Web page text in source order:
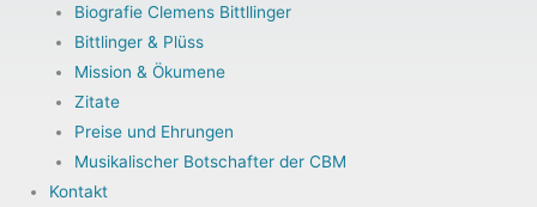
Biografie Clemens Bittllinger
Bittlinger & Plüss
Mission & Ökumene
Zitate
Preise und Ehrungen
Musikalischer Botschafter der CBM
Kontakt